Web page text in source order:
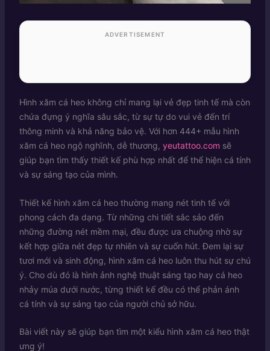
ADVERTISEMENT
Hình xăm cá heo không chỉ mang lại vẻ đẹp tinh tế mà còn
chứa đựng ý nghĩa sâu sắc, từ sự tự do vui vẻ đến trí
thông minh và khả năng bảo vệ. Với hơn 444+ mẫu hình
xăm cá heo ngộ nghĩnh, dễ thương, yeutattoo.com sẽ
giúp bạn tìm thấy thiết kế phù hợp nhất để thể hiện cá tính
và sự sáng tạo của mình.
Thiết kế hình xăm cá heo thường mang nét tinh tế với
phong cách đa dạng. Từ những chi tiết sắc sảo đến
những đường nét mềm mại, đều được ưa chuộng nhờ sự
kết hợp giữa nét đẹp tự nhiên và sự cuốn hút. Đem lại sự
tươi mới và sinh động, hình xăm cá heo luôn thu hút sự chú
ý. Cho dù đó là hình ảnh nghệ thuật sáng tạo hay cá heo
nhảy múa dưới nước, từng thiết kế đều có thể phản ánh
cá tính và sự sáng tạo của người chủ sở hữu.
Bài viết này sẽ giúp bạn tìm một kiểu hình xăm cá heo thật
ưng ý!